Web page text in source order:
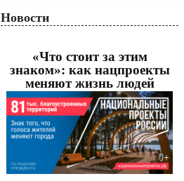
Новости
«Что стоит за этим
знаком»: как нацпроекты
меняют жизнь людей